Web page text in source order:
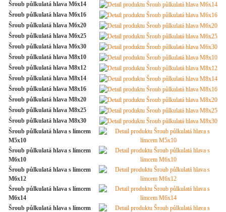
Šroub půlkulatá hlava M6x14
Šroub půlkulatá hlava M6x16
Šroub půlkulatá hlava M6x20
Šroub půlkulatá hlava M6x25
Šroub půlkulatá hlava M6x30
Šroub půlkulatá hlava M8x10
Šroub půlkulatá hlava M8x12
Šroub půlkulatá hlava M8x14
Šroub půlkulatá hlava M8x16
Šroub půlkulatá hlava M8x20
Šroub půlkulatá hlava M8x25
Šroub půlkulatá hlava M8x30
Šroub půlkulatá hlava s límcem
M5x10
Šroub půlkulatá hlava s límcem
M6x10
Šroub půlkulatá hlava s límcem
M6x12
Šroub půlkulatá hlava s límcem
M6x14
Šroub půlkulatá hlava s límcem